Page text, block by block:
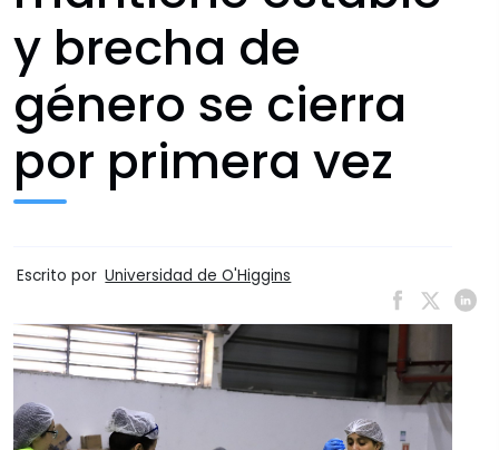
y brecha de
género se cierra
por primera vez
Escrito por Universidad de O'Higgins